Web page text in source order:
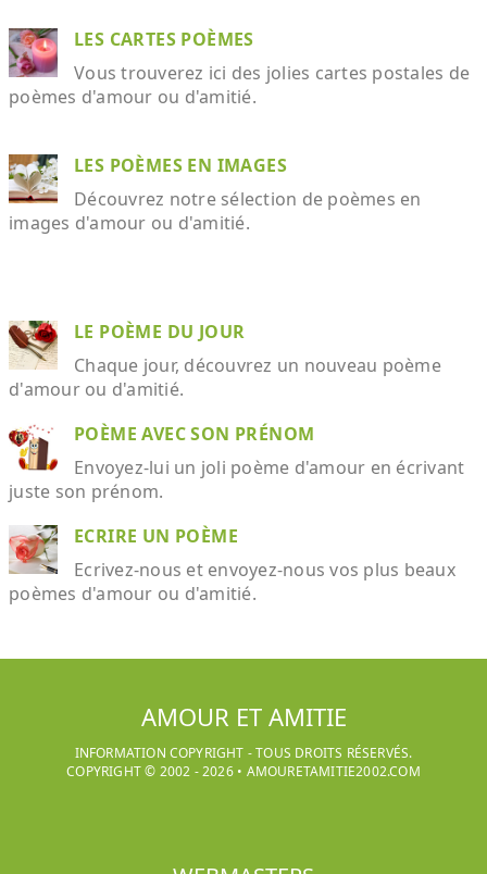
LES CARTES POÈMES
Vous trouverez ici des jolies cartes postales de
poèmes d'amour ou d'amitié.
LES POÈMES EN IMAGES
Découvrez notre sélection de poèmes en
images d'amour ou d'amitié.
LE POÈME DU JOUR
Chaque jour, découvrez un nouveau poème
d'amour ou d'amitié.
POÈME AVEC SON PRÉNOM
Envoyez-lui un joli poème d'amour en écrivant
juste son prénom.
ECRIRE UN POÈME
Ecrivez-nous et envoyez-nous vos plus beaux
poèmes d'amour ou d'amitié.
AMOUR ET AMITIE
INFORMATION COPYRIGHT - TOUS DROITS RÉSERVÉS.
COPYRIGHT © 2002 -2026• AMOURETAMITIE2002.COM